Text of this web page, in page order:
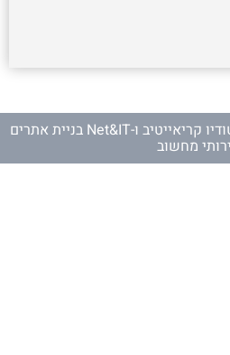
קריאייטיב ו- Net&IT בניית אתרים
מחשוב